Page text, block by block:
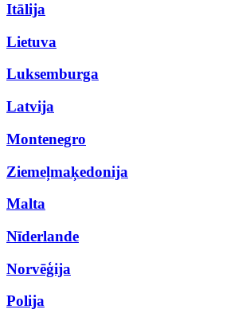
Itālija
Lietuva
Luksemburga
Latvija
Montenegro
Ziemeļmaķedonija
Malta
Nīderlande
Norvēģija
Polija